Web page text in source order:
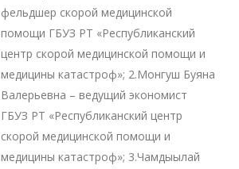
фельдшер скорой медицинской
помощи ГБУЗ РТ «Республиканский
центр скорой медицинской помощи и
медицины катастроф»; 2.Монгуш Буяна
Валерьевна – ведущий экономист
ГБУЗ РТ «Республиканский центр
скорой медицинской помощи и
медицины катастроф»; 3.Чамдыылай